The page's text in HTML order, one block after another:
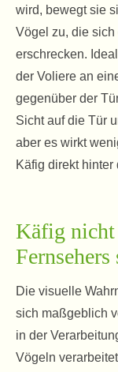
wird, bewegt sie
Vögel zu, die
erschrecken.
der Voliere an
gegenüber der
Sicht auf die Tür
aber es wirkt
Käfig direkt hinter
Käfig nicht
Fernsehers
Die visuelle
sich maßgeblich
in der
Vögeln